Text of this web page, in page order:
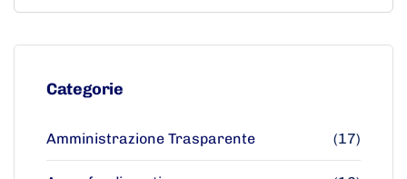
Categorie
Amministrazione Trasparente (17)